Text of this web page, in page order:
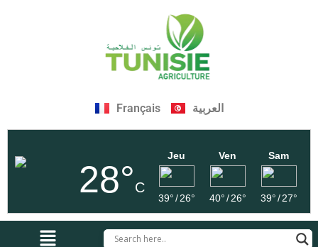
Français العربية
28°C
Jeu
39°/ 26°
Ven
40°/ 26°
Sam
39°/ 27°